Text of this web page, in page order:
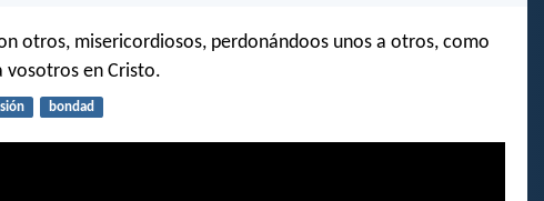
otros, misericordiosos, perdonándoos unos a otros, como
vosotros en Cristo.
bondad